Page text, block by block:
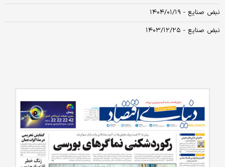
نبض صنایع - ۱۴۰۴/۰۱/۱۹
نبض صنایع - ۱۴۰۳/۱۲/۲۵